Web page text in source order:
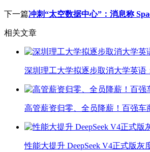
下一篇冲刺“太空数据中心”：消息称
相关文章
深圳理工大学拟逐步取消大学英
高管薪资归零、全员降薪！百强
性能大提升 DeepSeek V4正式版